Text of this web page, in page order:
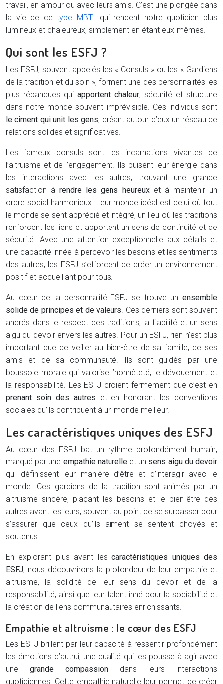
travail, en amour ou avec leurs amis. C’est une plongée dans
la vie de cetype MBTI
qui rendent notre quotidien plus
lumineux et chaleureux, simplement en étant eux-mêmes.
Qui sont les ESFJ ?
Les ESFJ, souvent appelés les « Consuls » ou les « Gardiens
de la tradition et du soin », forment une des personnalités les
plus répandues quiapportent chaleur, sécurité et structure
dans notre monde souvent imprévisible. Ces individus sont
le ciment qui unit les gens, créant autour d’eux un réseau de
relations solides et significatives.
Les fameux consuls sont les incarnations vivantes de
l’altruisme et de l’engagement. Ils puisent leur énergie dans
les interactions avec les autres, trouvant une grande
satisfaction àrendre les gens heureuxet à maintenir un
ordre social harmonieux. Leur monde idéal est celui où tout
le monde se sent apprécié et intégré, un lieu où les traditions
renforcent les liens et apportent un sens de continuité et de
sécurité. Avec une attention exceptionnelle aux détails et
une capacité innée à percevoir les besoins et les sentiments
des autres, les ESFJ s’efforcent de créer un environnement
positif et accueillant pour tous.
Au cœur de la personnalité ESFJ se trouve un ensemble
solide de principes et de valeurs. Ces derniers sont souvent
ancrés dans le respect des traditions, la fiabilité et un sens
aigu du devoir envers les autres. Pour un ESFJ, rien n’est plus
important que de veiller au bien-être de sa famille, de ses
amis et de sa communauté. Ils sont guidés par une
boussole morale qui valorise l’honnêteté, le dévouement et
la responsabilité. Les ESFJ croient fermement que c’est en
prenant soin des autres et en honorant les conventions
sociales qu’ils contribuent à un monde meilleur.
Les caractéristiques uniques des ESFJ
Au cœur des ESFJ bat un rythme profondément humain,
marqué par une empathie naturelleet un sens aigu du devoir
qui définissent leur manière d’être et d’interagir avec le
monde. Ces gardiens de la tradition sont animés par un
altruisme sincère, plaçant les besoins et le bien-être des
autres avant les leurs, souvent au point de se surpasser pour
s’assurer que ceux qu’ils aiment se sentent choyés et
soutenus.
En explorant plus avant lescaractéristiques uniques des
ESFJ, nous découvrirons la profondeur de leur empathie et
altruisme, la solidité de leur sens du devoir et de la
responsabilité, ainsi que leur talent inné pour la sociabilité et
la création de liens communautaires enrichissants.
Empathie et altruisme : le cœur des ESFJ
Les ESFJ brillent par leur capacité à ressentir profondément
les émotions d’autrui, une qualité qui les pousse à agir avec
unegrande compassion dans leurs interactions
quotidiennes. Cette empathie naturelle leur permet de créer